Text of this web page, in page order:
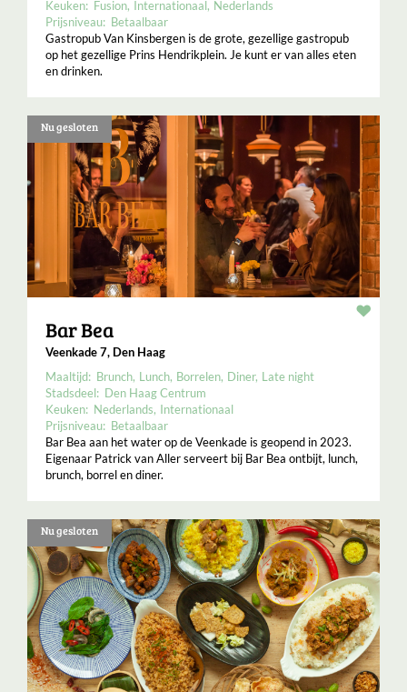
Keuken: Fusion Internationaal Nederlands
Prijsniveau: Betaalbaar
Gastropub Van Kinsbergen is de grote, gezellige gastropub
op het gezellige Prins Hendrikplein. Je kunt er van alles eten
en drinken.
Nu gesloten
Bar Bea
Veenkade 7, Den Haag
Maaltijd: Brunch Lunch Borrelen Diner Late night
Stadsdeel: Den Haag Centrum
Keuken: Nederlands Internationaal
Prijsniveau: Betaalbaar
Bar Bea aan het water op de Veenkade is geopend in 2023.
Eigenaar Patrick van Aller serveert bij Bar Bea ontbijt, lunch,
brunch, borrel en diner.
Nu gesloten